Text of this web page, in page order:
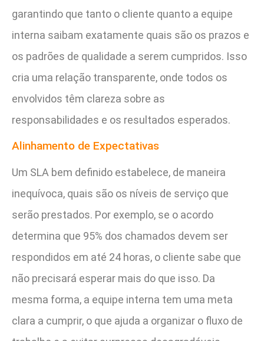
garantindo que tanto o cliente quanto a equipe
interna saibam exatamente quais são os prazos e
os padrões de qualidade a serem cumpridos. Isso
cria uma relação transparente, onde todos os
envolvidos têm clareza sobre as
responsabilidades e os resultados esperados.
Alinhamento de Expectativas
Um SLA bem definido estabelece, de maneira
inequívoca, quais são os níveis de serviço que
serão prestados. Por exemplo, se o acordo
determina que 95% dos chamados devem ser
respondidos em até 24 horas, o cliente sabe que
não precisará esperar mais do que isso. Da
mesma forma, a equipe interna tem uma meta
clara a cumprir, o que ajuda a organizar o fluxo de